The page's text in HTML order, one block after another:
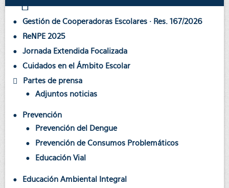
Gestión de Cooperadoras Escolares · Res. 167/2026
ReNPE 2025
Jornada Extendida Focalizada
Cuidados en el Ámbito Escolar
Partes de prensa
Adjuntos noticias
Prevención
Prevención del Dengue
Prevención de Consumos Problemáticos
Educación Vial
Educación Ambiental Integral